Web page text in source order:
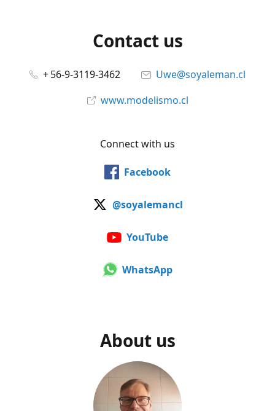
Contact us
+ 56-9-3119-3462
Uwe@soyaleman.cl
www.modelismo.cl
Connect with us
Facebook
@soyalemancl
YouTube
WhatsApp
About us